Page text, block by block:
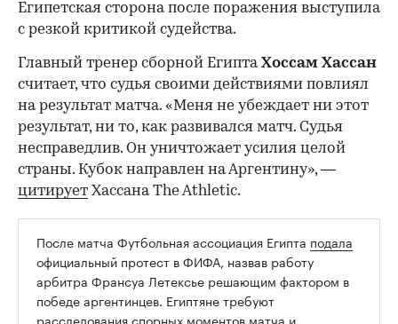
Египетская сторона после поражения выступила
с резкой критикой судейства.
Главный тренер сборной ЕгиптаХоссам Хассан
считает, что судья своими действиями повлиял
на результат матча. «Меня не убеждает ни этот
результат, ни то, как развивался матч. Судья
несправедлив. Он уничтожает усилия целой
страны. Кубок направлен на Аргентину», —
цитирует Хассана The Athletic.
После матча Футбольная ассоциация Египта подала
официальный протест в ФИФА, назвав работу
арбитра Франсуа Летексье решающим фактором в
победе аргентинцев. Египтяне требуют
расследования спорных моментов матча и